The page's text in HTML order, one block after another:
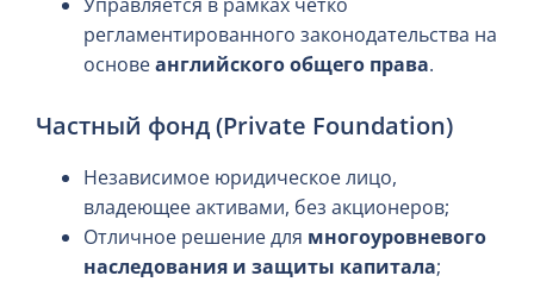
регламентированного законодательства на
основеанглийского общего права.
Частный фонд (Private Foundation)
Независимое юридическое лицо,
владеющее активами, без акционеров;
Отличное решение для многоуровневого
наследования и защиты капитала;